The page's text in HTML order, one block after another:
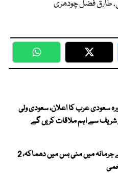
طارق فضل چودھری
WhatsApp Twitter
سعودی عرب کا اعلان، سعودی ولی
شریف سے اہم ملاقات کریں گے
دمشق کے نواحی علاقے جرمانہ میں منی بس میں دھماکہ، 2